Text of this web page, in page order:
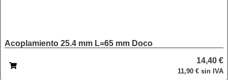
Acoplamiento 25.4 mm L=65 mm Doco
14,40 €
11,90 € sin IVA